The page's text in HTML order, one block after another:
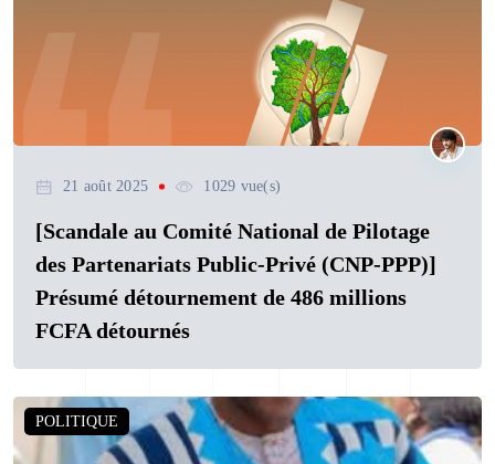
21 août 2025 1029 vue(s)
[Scandale au Comité National de Pilotage
des Partenariats Public-Privé (CNP-PPP)]
Présumé détournement de 486 millions
FCFA détournés
POLITIQUE